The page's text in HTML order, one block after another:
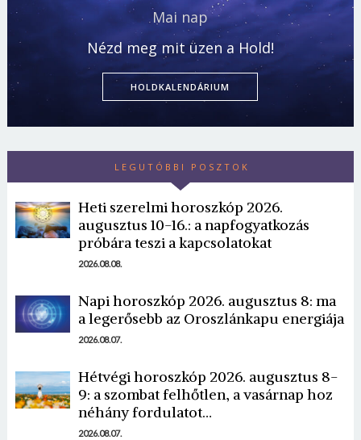
Mai nap
Nézd meg mit üzen a Hold!
HOLDKALENDÁRIUM
LEGUTÓBBI POSZTOK
Heti szerelmi horoszkóp 2026.
augusztus 10-16.: a napfogyatkozás
próbára teszi a kapcsolatokat
2026.08.08.
Napi horoszkóp 2026. augusztus 8: ma
a legerősebb az Oroszlánkapu energiája
2026.08.07.
Hétvégi horoszkóp 2026. augusztus 8-
9: a szombat felhőtlen, a vasárnap hoz
néhány fordulatot…
2026.08.07.
Borsonline bejelentkezés
E-mail cím vagy felhasználónév
Jelszó